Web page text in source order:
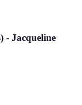
- Jacqueline